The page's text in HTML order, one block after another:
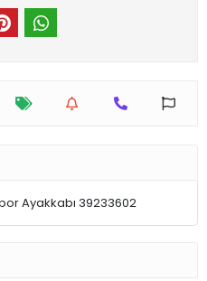
Ayakkabı 39233602